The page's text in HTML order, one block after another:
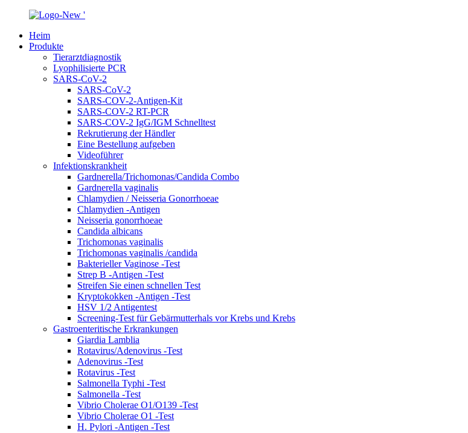
Heim
Produkte
Tierarztdiagnostik
Lyophilisierte PCR
SARS-CoV-2
SARS-CoV-2
SARS-COV-2-Antigen-Kit
SARS-COV-2 RT-PCR
SARS-COV-2 IgG/IGM Schnelltest
Rekrutierung der Händler
Eine Bestellung aufgeben
Videoführer
Infektionskrankheit
Gardnerella/Trichomonas/Candida Combo
Gardnerella vaginalis
Chlamydien / Neisseria Gonorrhoeae
Chlamydien -Antigen
Neisseria gonorrhoeae
Candida albicans
Trichomonas vaginalis
Trichomonas vaginalis /candida
Bakterieller Vaginose -Test
Strep B -Antigen -Test
Streifen Sie einen schnellen Test
Kryptokokken -Antigen -Test
HSV 1/2 Antigentest
Screening-Test für Gebärmutterhals vor Krebs und Krebs
Gastroenteritische Erkrankungen
Giardia Lamblia
Rotavirus/Adenovirus -Test
Adenovirus -Test
Rotavirus -Test
Salmonella Typhi -Test
Salmonella -Test
Vibrio Cholerae O1/O139 -Test
Vibrio Cholerae O1 -Test
H. Pylori -Antigen -Test